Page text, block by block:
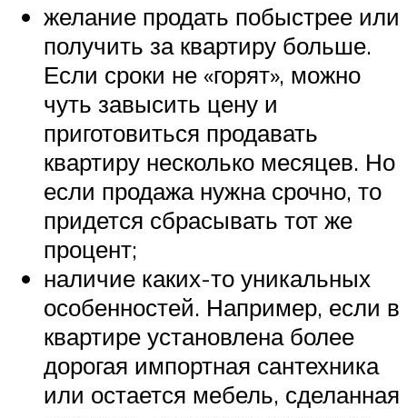
желание продать побыстрее или
получить за квартиру больше.
Если сроки не «горят», можно
чуть завысить цену и
приготовиться продавать
квартиру несколько месяцев. Но
если продажа нужна срочно, то
придется сбрасывать тот же
процент;
наличие каких-то уникальных
особенностей. Например, если в
квартире установлена более
дорогая импортная сантехника
или остается мебель, сделанная